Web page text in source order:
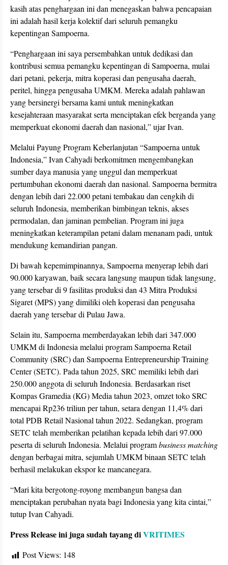
kasih atas penghargaan ini dan menegaskan bahwa pencapaian
ini adalah hasil kerja kolektif dari seluruh pemangku
kepentingan Sampoerna.
“Penghargaan ini saya persembahkan untuk dedikasi dan
kontribusi semua pemangku kepentingan di Sampoerna, mulai
dari petani, pekerja, mitra koperasi dan pengusaha daerah,
peritel, hingga pengusaha UMKM. Mereka adalah pahlawan
yang bersinergi bersama kami untuk meningkatkan
kesejahteraan masyarakat serta menciptakan efek berganda yang
memperkuat ekonomi daerah dan nasional,” ujar Ivan.
Melalui Payung Program Keberlanjutan “Sampoerna untuk
Indonesia,” Ivan Cahyadi berkomitmen mengembangkan
sumber daya manusia yang unggul dan memperkuat
pertumbuhan ekonomi daerah dan nasional. Sampoerna bermitra
dengan lebih dari 22.000 petani tembakau dan cengkih di
seluruh Indonesia, memberikan bimbingan teknis, akses
permodalan, dan jaminan pembelian. Program ini juga
meningkatkan keterampilan petani dalam menanam padi, untuk
mendukung kemandirian pangan.
Di bawah kepemimpinannya, Sampoerna menyerap lebih dari
90.000 karyawan, baik secara langsung maupun tidak langsung,
yang tersebar di 9 fasilitas produksi dan 43 Mitra Produksi
Sigaret (MPS) yang dimiliki oleh koperasi dan pengusaha
daerah yang tersebar di Pulau Jawa.
Selain itu, Sampoerna memberdayakan lebih dari 347.000
UMKM di Indonesia melalui program Sampoerna Retail
Community (SRC) dan Sampoerna Entrepreneurship Training
Center (SETC). Pada tahun 2025, SRC memiliki lebih dari
250.000 anggota di seluruh Indonesia. Berdasarkan riset
Kompas Gramedia (KG) Media tahun 2023, omzet toko SRC
mencapai Rp236 triliun per tahun, setara dengan 11,4% dari
total PDB Retail Nasional tahun 2022. Sedangkan, program
SETC telah memberikan pelatihan kepada lebih dari 97.000
peserta di seluruh Indonesia. Melalui programbusiness matching
dengan berbagai mitra, sejumlah UMKM binaan SETC telah
berhasil melakukan ekspor ke mancanegara.
“Mari kita bergotong-royong membangun bangsa dan
menciptakan perubahan nyata bagi Indonesia yang kita cintai,”
tutup Ivan Cahyadi.
Press Release ini juga sudah tayang diVRITIMES
Post Views: 148